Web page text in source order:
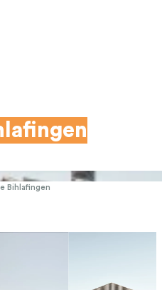
Bihlafingen